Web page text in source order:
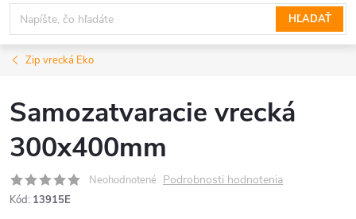
obsah
HĽADAŤ
Zip vrecká Eko
Samozatvaracie vrecká
300x400mm
Neohodnotené Podrobnosti hodnotenia
Kód: 13915E